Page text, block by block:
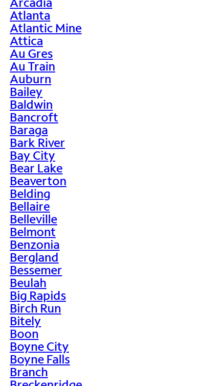
Atlanta
Atlantic Mine
Attica
Au Gres
Au Train
Auburn
Bailey
Baldwin
Bancroft
Baraga
Bark River
Bay City
Bear Lake
Beaverton
Belding
Bellaire
Belleville
Belmont
Benzonia
Bergland
Bessemer
Beulah
Big Rapids
Birch Run
Bitely
Boon
Boyne City
Boyne Falls
Branch